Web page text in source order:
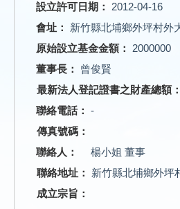
設立許可日期：
2012-04-16
會址：
新竹縣北埔鄉外坪村外
原始設立基金金額：
2000000
董事長：
曾俊賢
最新法人登記證書之財產總額：
聯絡電話： -
傳真號碼：
聯絡人：
楊小姐 董事
聯絡地址：
新竹縣北埔鄉外坪
成立宗旨：